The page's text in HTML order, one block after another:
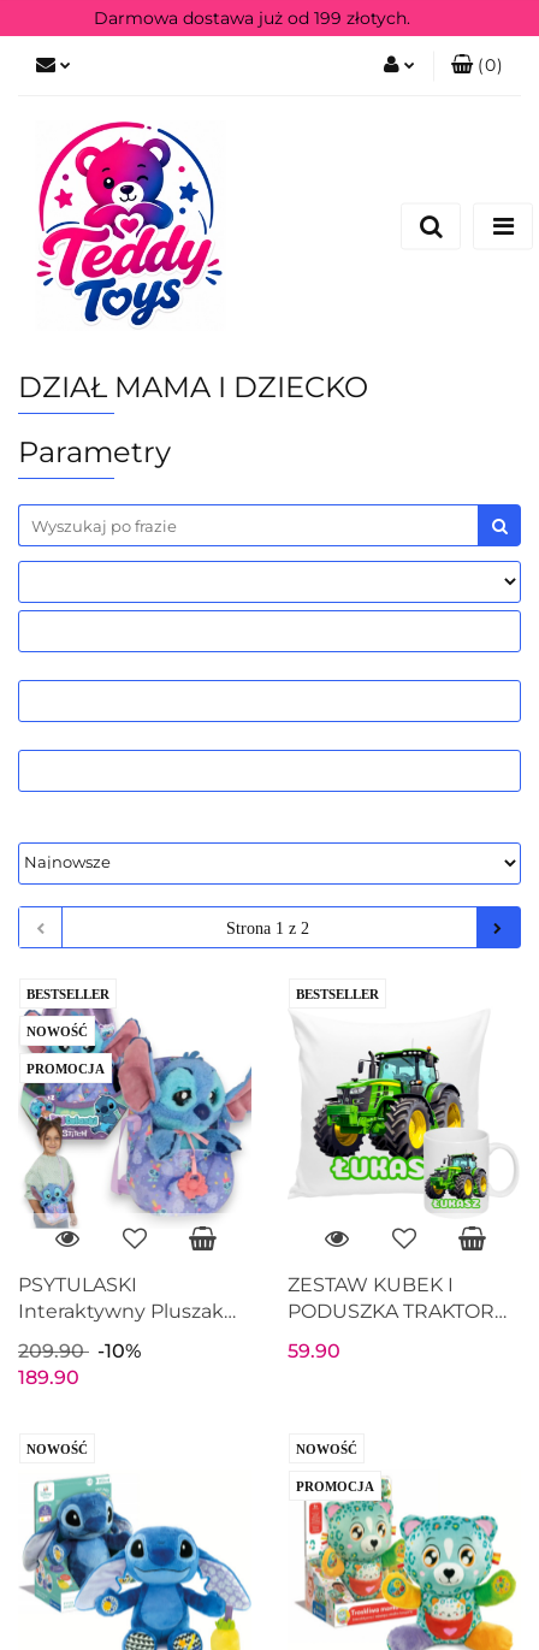
Darmowa dostawa już od 199 złotych.
(0)
DZIAŁ MAMA I DZIECKO
Parametry
BESTSELLER
NOWOŚĆ
PROMOCJA
PSYTULASKI
Interaktywny Pluszak
209.90
-10%
189.90
BESTSELLER
ZESTAW KUBEK I
PODUSZKA TRAKTOR
PREZENT URODZINY
59.90
NOWOŚĆ NOWOŚĆ
PROMOCJA